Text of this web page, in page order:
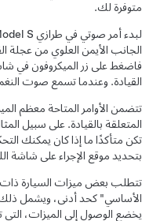
متوفرة لك.
فاضغط على زر الميكروفون في
القيادة. وعندما تسمع صوت
تتضمن الأوامر المتاحة معظم
المتعلقة بالقيادة. على سبيل
تكن متأكدًا ما إذا كان يمكنك
بتحديد موقع الإجراء على شاشة
تتطلب بعض ميزات السيارة ذات
الأساسي" كحد أدنى، ويشمل ذلك
يخضع الوصول إلى الميزات، التي